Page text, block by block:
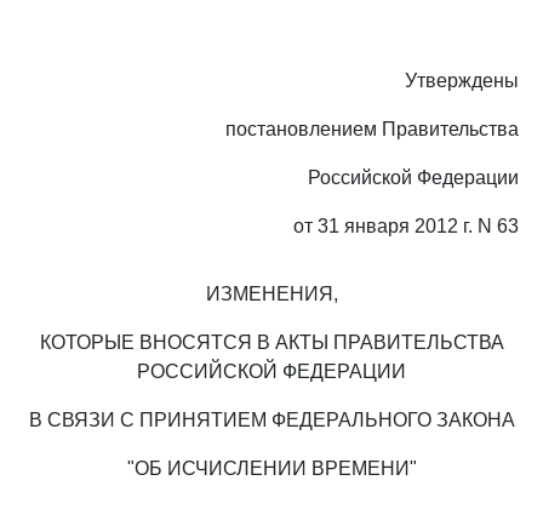
Утверждены
постановлением Правительства
Российской Федерации
от 31 января 2012 г. N 63
ИЗМЕНЕНИЯ,
КОТОРЫЕ ВНОСЯТСЯ В АКТЫ ПРАВИТЕЛЬСТВА
РОССИЙСКОЙ ФЕДЕРАЦИИ
В СВЯЗИ С ПРИНЯТИЕМ ФЕДЕРАЛЬНОГО ЗАКОНА
"ОБ ИСЧИСЛЕНИИ ВРЕМЕНИ"